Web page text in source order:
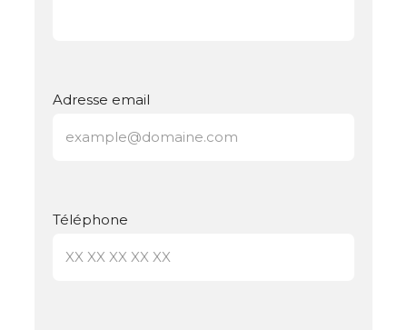
Adresse email
Téléphone